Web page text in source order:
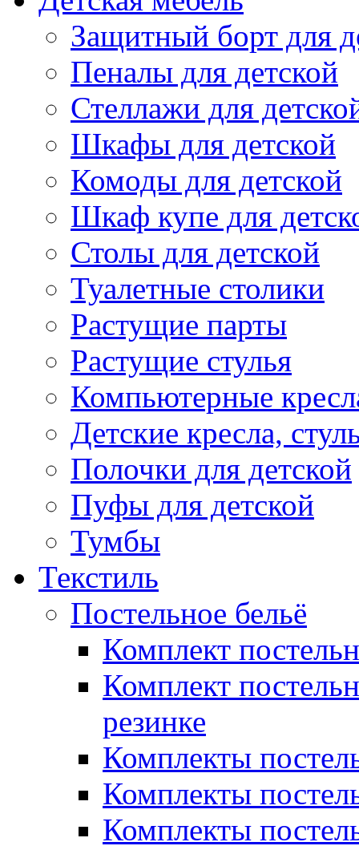
Защитный борт для
Пеналы для детской
Стеллажи для
Шкафы для детской
Комоды для детской
Шкаф купе для
Столы для детской
Туалетные столики
Растущие парты
Растущие стулья
Компьютерные
Детские кресла,
Полочки для детской
Пуфы для детской
Тумбы
Текстиль
Постельное бельё
Комплект
Комплект
резинке
Комплекты
Комплекты
Комплекты